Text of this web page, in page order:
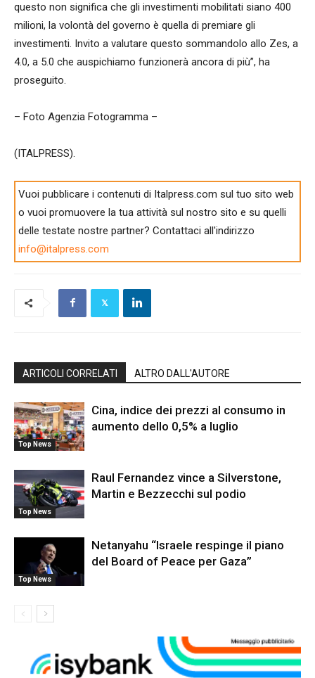
questo non significa che gli investimenti mobilitati siano 400
milioni, la volontà del governo è quella di premiare gli
investimenti. Invito a valutare questo sommandolo allo Zes, a
4.0, a 5.0 che auspichiamo funzionerà ancora di più”, ha
proseguito.
– Foto Agenzia Fotogramma –
(ITALPRESS).
Vuoi pubblicare i contenuti di Italpress.com sul tuo sito web
o vuoi promuovere la tua attività sul nostro sito e su quelli
delle testate nostre partner? Contattaci all'indirizzo
info@italpress.com
ARTICOLI CORRELATI ALTRO DALL'AUTORE
Top News
Cina, indice dei prezzi al consumo in
aumento dello 0,5% a luglio
Top News
Raul Fernandez vince a Silverstone,
Martin e Bezzecchi sul podio
Top News
Netanyahu “Israele respinge il piano
del Board of Peace per Gaza”